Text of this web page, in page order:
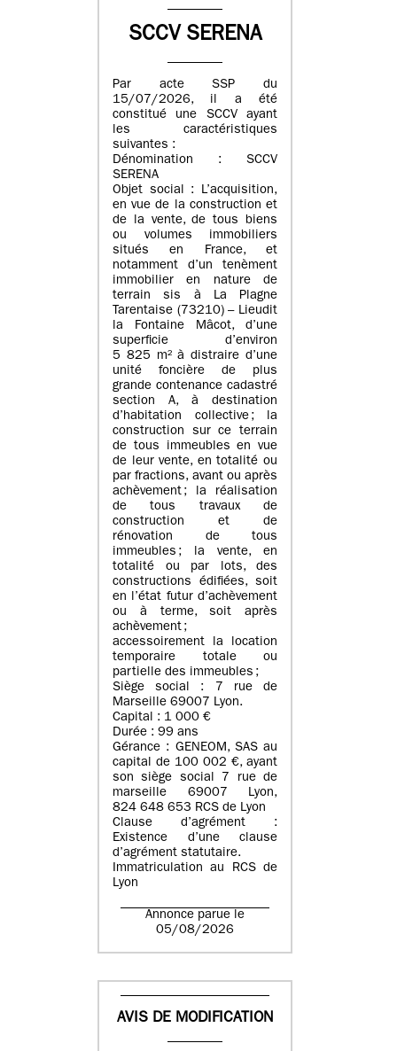
SCCV SERENA
Par acte SSP du
15/07/2026, il a été
constitué une SCCV ayant
les caractéristiques
suivantes :
Dénomination : SCCV
SERENA
Objet social : L’acquisition,
en vue de la construction et
de la vente, de tous biens
ou volumes immobiliers
situés en France, et
notamment d’un tenèment
immobilier en nature de
terrain sis à La Plagne
Tarentaise (73210) – Lieudit
la Fontaine Mâcot, d’une
superficie d’environ
5 825 m² à distraire d’une
unité foncière de plus
grande contenance cadastré
section A, à destination
d’habitation collective ; la
construction sur ce terrain
de tous immeubles en vue
de leur vente, en totalité ou
par fractions, avant ou après
achèvement ; la réalisation
de tous travaux de
construction et de
rénovation de tous
immeubles ; la vente, en
totalité ou par lots, des
constructions édifiées, soit
en l’état futur d’achèvement
ou à terme, soit après
achèvement ;
accessoirement la location
temporaire totale ou
partielle des immeubles ;
Siège social : 7 rue de
Marseille 69007 Lyon.
Capital : 1 000 €
Durée : 99 ans
Gérance : GENEOM, SAS au
capital de 100 002 €, ayant
son siège social 7 rue de
marseille 69007 Lyon,
824 648 653 RCS de Lyon
Clause d’agrément :
Existence d’une clause
d’agrément statutaire.
Immatriculation au RCS de
Lyon
Annonce parue le
05/08/2026
AVIS DE MODIFICATION